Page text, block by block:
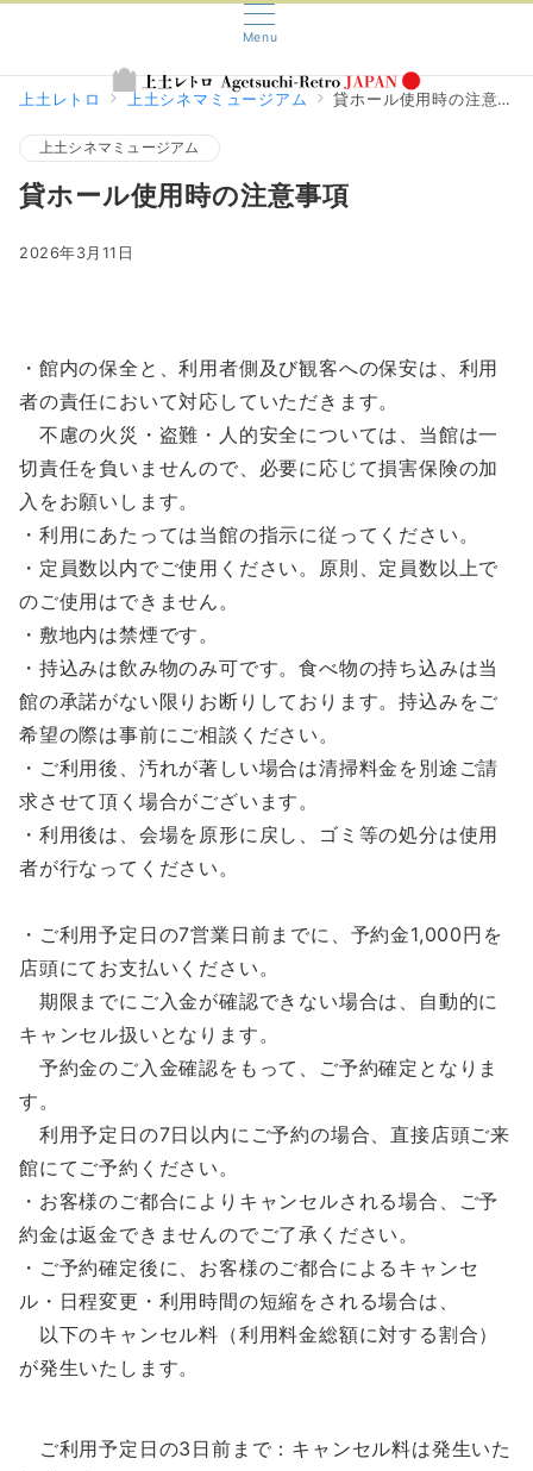
Menu
上土レトロ 上土シネマミュージアム 貸ホール使用時の注意事項
上土シネマミュージアム
貸ホール使用時の注意事項
2026年3月11日
・館内の保全と、利用者側及び観客への保安は、利用
者の責任において対応していただきます。
不慮の火災・盗難・人的安全については、当館は一
切責任を負いませんので、必要に応じて損害保険の加
入をお願いします。
・利用にあたっては当館の指示に従ってください。
・定員数以内でご使用ください。原則、定員数以上で
のご使用はできません。
・敷地内は禁煙です。
・持込みは飲み物のみ可です。食べ物の持ち込みは当
館の承諾がない限りお断りしております。持込みをご
希望の際は事前にご相談ください。
・ご利用後、汚れが著しい場合は清掃料金を別途ご請
求させて頂く場合がございます。
・利用後は、会場を原形に戻し、ゴミ等の処分は使用
者が行なってください。
・ご利用予定日の7営業日前までに、予約金1,000円を
店頭にてお支払いください。
期限までにご入金が確認できない場合は、自動的に
キャンセル扱いとなります。
予約金のご入金確認をもって、ご予約確定となりま
す。
利用予定日の7日以内にご予約の場合、直接店頭ご来
館にてご予約ください。
・お客様のご都合によりキャンセルされる場合、ご予
約金は返金できませんのでご了承ください。
・ご予約確定後に、お客様のご都合によるキャンセ
ル・日程変更・利用時間の短縮をされる場合は、
以下のキャンセル料（利用料金総額に対する割合）
が発生いたします。
ご利用予定日の3日前まで：キャンセル料は発生いた